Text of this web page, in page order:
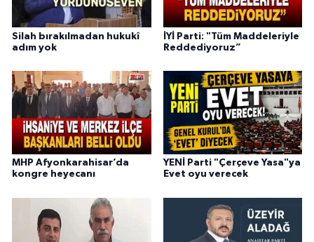
Silah bırakılmadan hukukî
adım yok
İYİ Parti: "Tüm Maddeleriyle
Reddediyoruz”
MHP Afyonkarahisar’da
kongre heyecanı
YENİ Parti "Çerçeve Yasa"ya
Evet oyu verecek